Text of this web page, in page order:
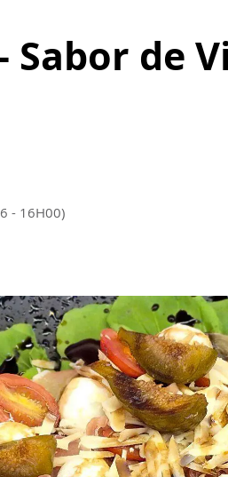
Sabor de
- 16H00)